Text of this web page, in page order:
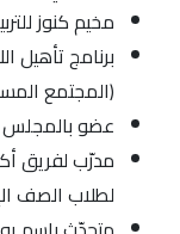
مخيم كنوز
برنامج تأهيل
(المجتمع
عضو بالمجلس
مدرّب لفريق
لطلاب الصف